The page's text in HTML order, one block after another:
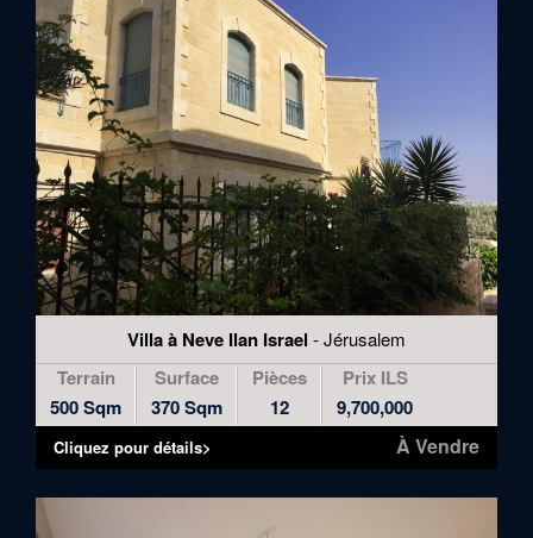
Villa à Neve Ilan Israel - Jérusalem
Terrain
500 Sqm
Surface
370 Sqm
Pièces
12
Prix ILS
9,700,000
À Vendre
Cliquez pour détails>